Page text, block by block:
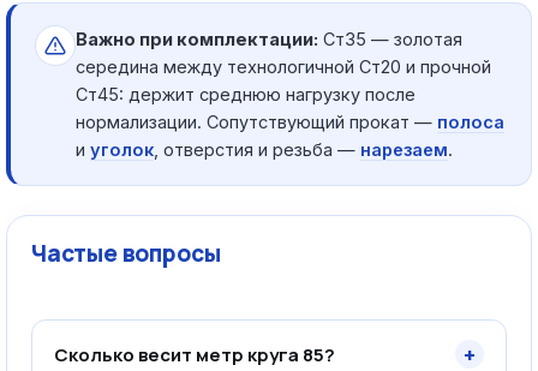
Важно при комплектации: Ст35 — золотая
середина между технологичной Ст20 и прочной
Ст45: держит среднюю нагрузку после
нормализации. Сопутствующий прокат — полоса
и уголок , отверстия и резьба — нарезаем.
Частые вопросы
Сколько весит метр круга 85? +